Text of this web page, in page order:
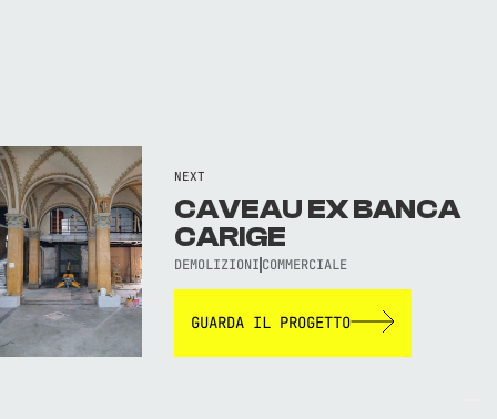
NEXT
CAVEAU EX BANCA
CARIGE
DEMOLIZIONI COMMERCIALE
GUARDA IL PROGETTO